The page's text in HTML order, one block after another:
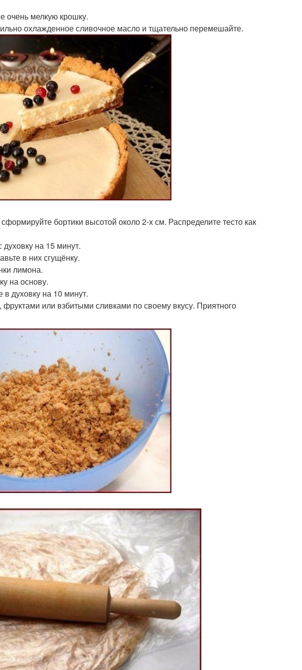
очень мелкую крошку.
охлажденное сливочное масло и тщательно перемешайте.
бортики высотой около 2-х см. Распределите тесто как
на 15 минут.
в них сгущёнку.
лимона.
на основу.
духовку на 10 минут.
фруктами или взбитыми сливками по своему вкусу. Приятного